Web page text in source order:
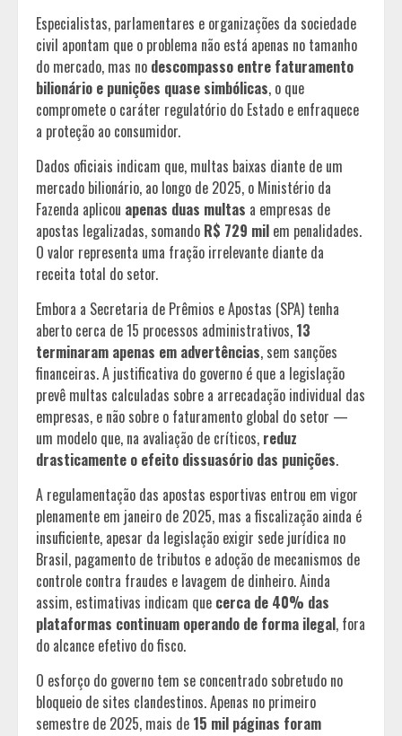
Especialistas, parlamentares e organizações da sociedade
civil apontam que o problema não está apenas no tamanho
do mercado, mas no descompasso entre faturamento
bilionário e punições quase simbólicas, o que
compromete o caráter regulatório do Estado e enfraquece
a proteção ao consumidor.
Dados oficiais indicam que, multas baixas diante de um
mercado bilionário, ao longo de 2025, o Ministério da
Fazenda aplicou apenas duas multas a empresas de
apostas legalizadas, somando R$ 729 mil em penalidades.
O valor representa uma fração irrelevante diante da
receita total do setor.
Embora a Secretaria de Prêmios e Apostas (SPA) tenha
aberto cerca de 15 processos administrativos, 13
terminaram apenas em advertências, sem sanções
financeiras. A justificativa do governo é que a legislação
prevê multas calculadas sobre a arrecadação individual das
empresas, e não sobre o faturamento global do setor —
um modelo que, na avaliação de críticos, reduz
drasticamente o efeito dissuasório das punições.
A regulamentação das apostas esportivas entrou em vigor
plenamente em janeiro de 2025, mas a fiscalização ainda é
insuficiente, apesar da legislação exigir sede jurídica no
Brasil, pagamento de tributos e adoção de mecanismos de
controle contra fraudes e lavagem de dinheiro. Ainda
assim, estimativas indicam que cerca de 40% das
plataformas continuam operando de forma ilegal, fora
do alcance efetivo do fisco.
O esforço do governo tem se concentrado sobretudo no
bloqueio de sites clandestinos. Apenas no primeiro
semestre de 2025, mais de 15 mil páginas foram